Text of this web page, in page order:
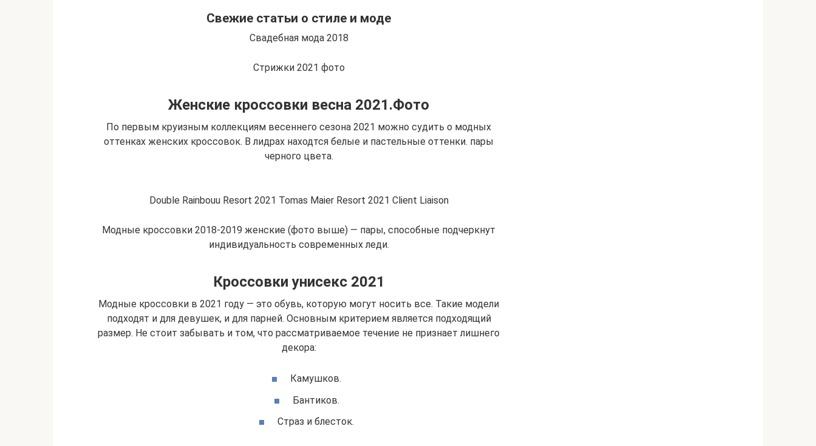
Свежие статьи о стиле и моде
Свадебная мода 2018
Стрижки 2021 фото
Женские кроссовки весна 2021.Фото
По первым круизным коллекциям весеннего сезона 2021 можно судить о модных
оттенках женских кроссовок. В лидрах находтся белые и пастельные оттенки. пары
черного цвета.
Double Rainbouu Resort 2021 Tomas Maier Resort 2021 Client Liaison
Модные кроссовки 2018-2019 женские (фото выше) — пары, способные подчеркнут
индивидуальность современных леди.
Кроссовки унисекс 2021
Модные кроссовки в 2021 году — это обувь, которую могут носить все. Такие модели
подходят и для девушек, и для парней. Основным критерием является подходящий
размер. Не стоит забывать и том, что рассматриваемое течение не признает лишнего
декора:
Камушков.
Бантиков.
Страз и блесток.